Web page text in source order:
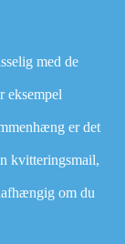
med de
eksempel
er det
kvitteringsmail,
om du